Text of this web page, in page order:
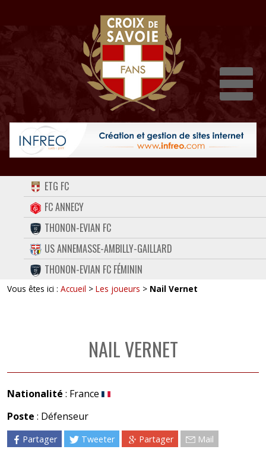
ACCUEIL
FORUM
CONTACT
FACEBOOK
TWITTER
ETG FC
FC ANNECY
THONON-EVIAN FC
US ANNEMASSE-AMBILLY-GAILLARD
THONON-EVIAN FC FÉMININ
Vous êtes ici : Accueil > Les joueurs > Nail Vernet
NAIL VERNET
Nationalité : France
Poste : Défenseur
Partager Tweeter Partager Mail